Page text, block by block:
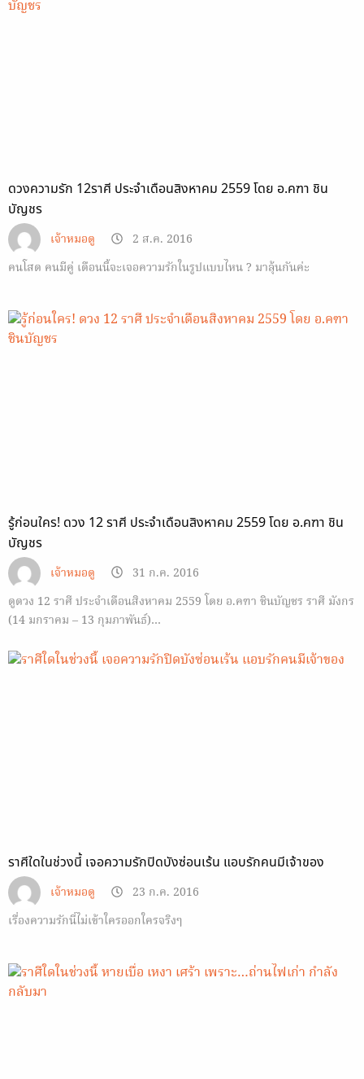
ดวงความรัก 12ราศี ประจำเดือนสิงหาคม 2559 โดย อ.คฑา ชิน
บัญชร
เจ้าหมอดู
2 ส.ค. 2016
คนโสด คนมีคู่ เดือนนี้จะเจอความรักในรูปแบบไหน ? มาลุ้นกันค่ะ
รู้ก่อนใคร! ดวง 12 ราศี ประจำเดือนสิงหาคม 2559 โดย อ.คฑา ชิน
บัญชร
เจ้าหมอดู
31 ก.ค. 2016
ดูดวง 12 ราศี ประจำเดือนสิงหาคม 2559 โดย อ.คฑา ชินบัญชร ราศี มังกร
(14 มกราคม – 13 กุมภาพันธ์)…
ราศีใดในช่วงนี้ เจอความรักปิดบังซ่อนเร้น แอบรักคนมีเจ้าของ
เจ้าหมอดู
23 ก.ค. 2016
เรื่องความรักนี่ไม่เข้าใครออกใครจริงๆ